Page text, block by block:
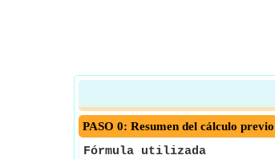
PASO 0: Resumen del cálculo previo
Fórmula utilizada